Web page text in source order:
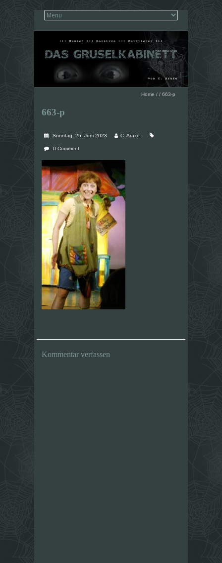
Home / / 663-p
663-p
Sonntag, 25. Juni 2023 C. Araxe
0 Comment
Kommentar verfassen